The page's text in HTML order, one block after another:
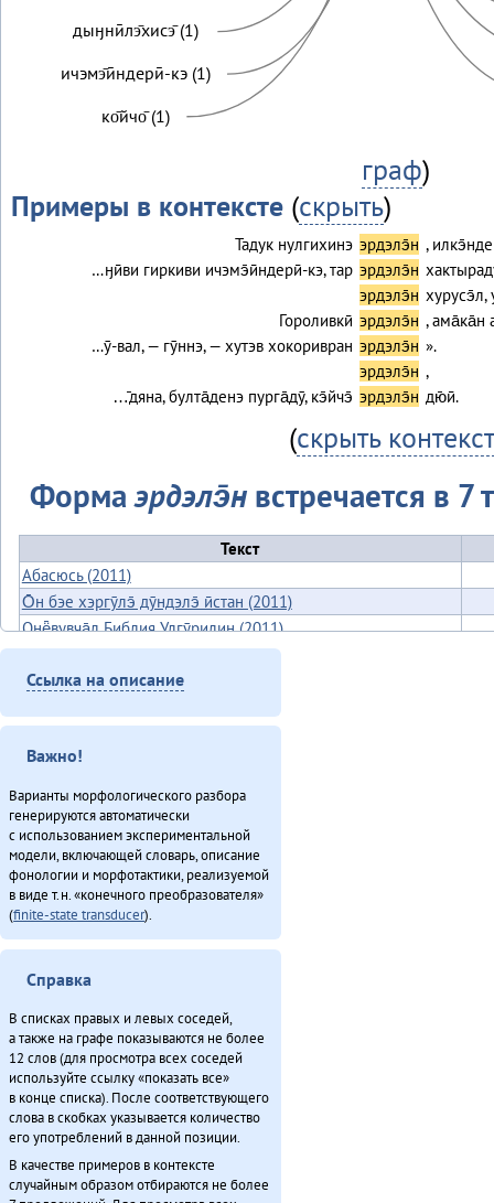
дыӈнӣлэ̄хисэ̄ (1)
ичэмэ̄ӣндерӣ-кэ (1)
ко̄йчо̄ (1)
граф)
Примеры в контексте(скрыть)
Тадук нулгихинэ эрдэлэ̄н ,
…ӈӣви гиркиви ичэмэ̄ӣндерӣ-кэ, тар эрдэлэ̄н
эрдэлэ̄н
Гороливкӣ эрдэлэ̄н , ама̄ка̄н
…ӯ-вал, — гӯннэ, — хутэв хокоривран эрдэлэ̄н ».
эрдэлэ̄н ,
…̄дяна, булта̄денэ пурга̄дӯ, кэ̄йчэ̄ эрдэлэ̄н дю̄ӣ.
(скрыть контекст
Формаэрдэлэ̄н встречается в 7
Текст
Абасюсь (2011)
О̄н бэе хэргӯлэ̄ дӯндэлэ̄ ӣстан (2011)
Онё̄вувча̄л Библия Улгӯрилин (2011)
Упкатңи илэл Буга̄ду бидерӣтын (2009)
Урэ̄н-дэ̄ Уӈко̄вул (2011)
Итого
Ссылка на описание
Важно!
Варианты морфологического разбора
генерируются автоматически
с использованием экспериментальной
модели, включающей словарь, описание
фонологии и морфотактики, реализуемой
в виде т.н. «конечного преобразователя»
(finite-state transducer).
Справка
В списках правых и левых соседей,
а также на графе показываются не более
12 слов (для просмотра всех соседей
используйте ссылку «показать все»
в конце списка). После соответствующего
слова в скобках указывается количество
его употреблений в данной позиции.
В качестве примеров в контексте
случайным образом отбираются не более